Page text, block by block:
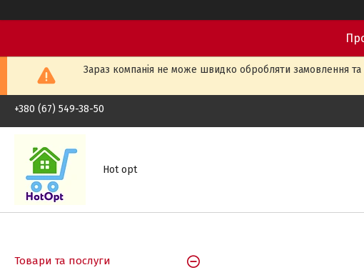
Зараз компанія не може швидко обробляти замовлення та
+380 (67) 549-38-50
Hot opt
Товари та послуги